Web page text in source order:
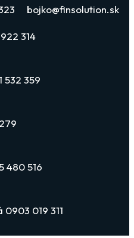
bojko@finsolution.sk
314
532 359
480 516
0903 019 311